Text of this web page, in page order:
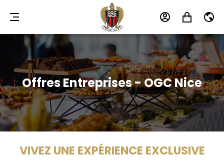
MENU MON MON FR
Offres Entreprises - OGC Nice
VIVEZ UNE EXPÉRIENCE EXCLUSIVE